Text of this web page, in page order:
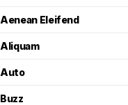
Aenean Eleifend
Aliquam
Auto
Buzz